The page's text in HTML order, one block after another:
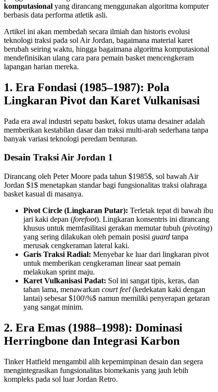
komputasional yang dirancang menggunakan algoritma komputer
berbasis data performa atletik asli.
Artikel ini akan membedah secara ilmiah dan historis evolusi
teknologi traksi pada sol Air Jordan, bagaimana material karet
berubah seiring waktu, hingga bagaimana algoritma komputasional
mendefinisikan ulang cara para pemain basket mencengkeram
lapangan harian mereka.
1. Era Fondasi (1985–1987): Pola
Lingkaran Pivot dan Karet Vulkanisasi
Pada era awal industri sepatu basket, fokus utama desainer adalah
memberikan kestabilan dasar dan traksi multi-arah sederhana tanpa
banyak variasi teknologi peredam benturan.
Desain Traksi Air Jordan 1
Dirancang oleh Peter Moore pada tahun $1985$, sol bawah Air
Jordan $1$ menetapkan standar bagi fungsionalitas traksi olahraga
basket kasual di masanya.
Pivot Circle (Lingkaran Putar): Terletak tepat di bawah ibu
jari kaki depan (forefoot). Lingkaran konsentris ini dirancang
khusus untuk memfasilitasi gerakan memutar tubuh (pivoting)
yang sering dilakukan oleh pemain posisi guard tanpa
merusak cengkeraman lateral kaki.
Garis Traksi Radial: Menyebar ke luar dari lingkaran pivot
untuk memberikan cengkeraman linear saat pemain
melakukan sprint maju.
Karet Vulkanisasi Padat: Sol ini sangat tipis, keras, dan
tahan lama, menawarkan court feel (kedekatan kaki dengan
lantai) sebesar $100\%$ namun memiliki penyerapan getaran
yang sangat minim.
2. Era Emas (1988–1998): Dominasi
Herringbone dan Integrasi Karbon
Tinker Hatfield mengambil alih kepemimpinan desain dan segera
mengintegrasikan fungsionalitas biomekanis yang jauh lebih
kompleks pada sol luar Jordan Retro.